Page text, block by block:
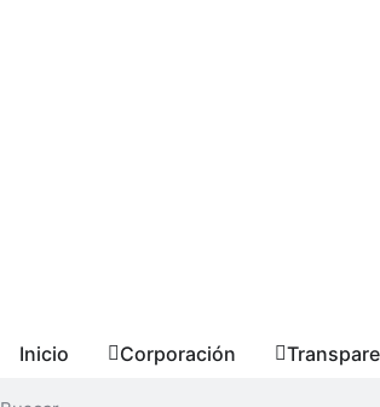
Inicio Corporación